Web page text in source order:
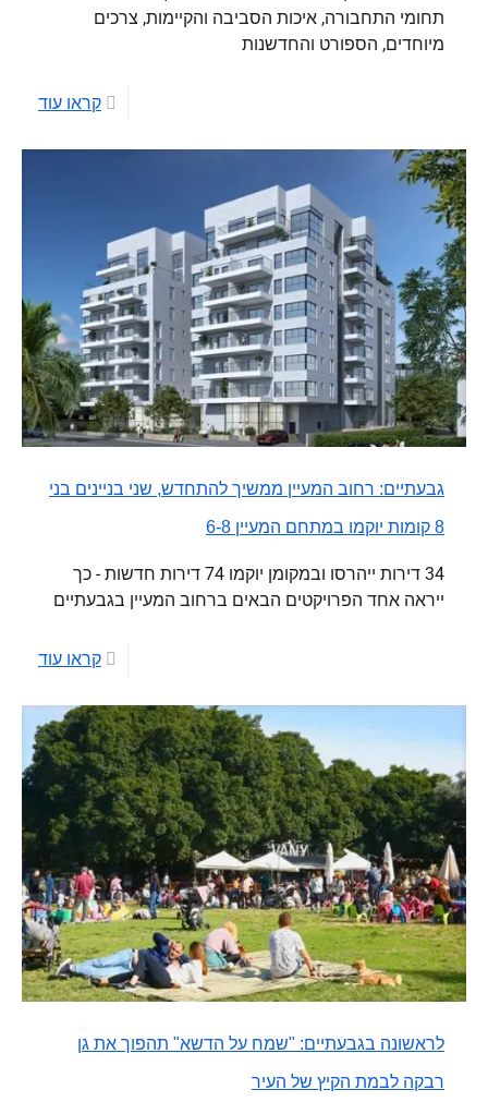
תחומי התחבורה, איכות הסביבה והקיימות, צרכים
מיוחדים, הספורט והחדשנות
קראו עוד
גבעתיים: רחוב המעיין ממשיך להתחדש, שני בניינים בני
8 קומות יוקמו במתחם המעיין 6-8
34 דירות ייהרסו ובמקומן יוקמו 74 דירות חדשות - כך
ייראה אחד הפרויקטים הבאים ברחוב המעיין בגבעתיים
קראו עוד
לראשונה בגבעתיים: "שמח על הדשא" תהפוך את גן
רבקה לבמת הקיץ של העיר